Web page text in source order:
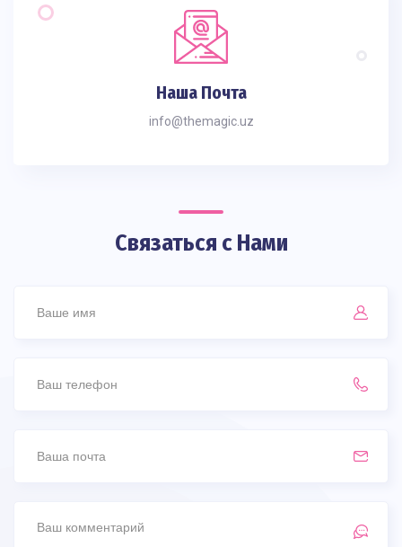
Наша Почта
info@themagic.uz
Связаться с Нами